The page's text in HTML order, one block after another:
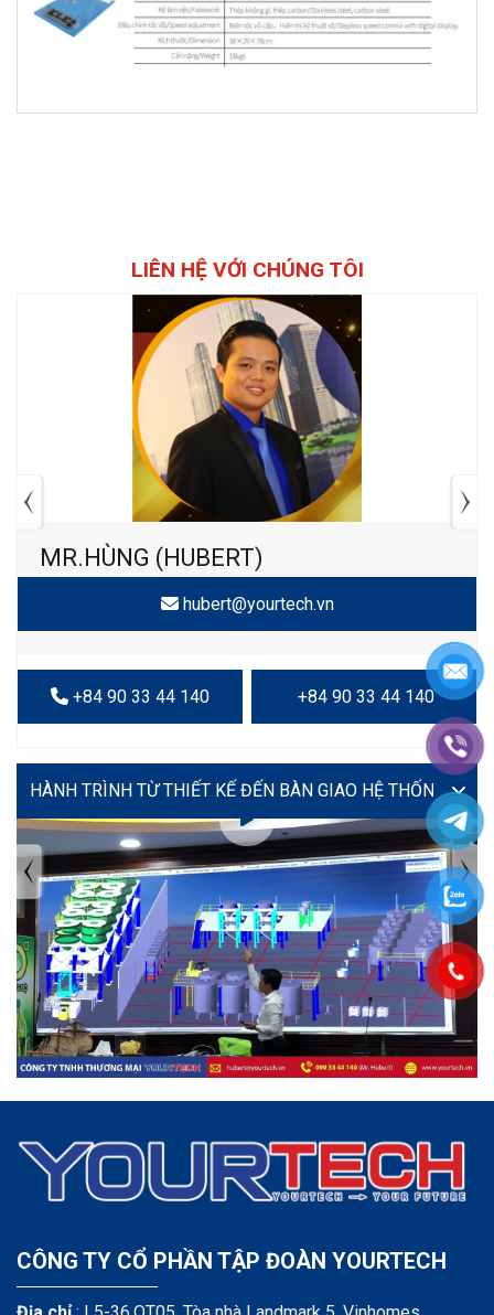
LIÊN HỆ VỚI CHÚNG TÔI
MR.HÙNG (HUBERT)
hubert@yourtech.vn
+84 90 33 44 140 +84 90 33 44 140
VIDEO
TIN TỨC MỚI NHẤT
Tuyển dụng: Nhân viên KẾ TOÁN
CÔNG TY CỔ PHẦN TẬP ĐOÀN YOURTECH